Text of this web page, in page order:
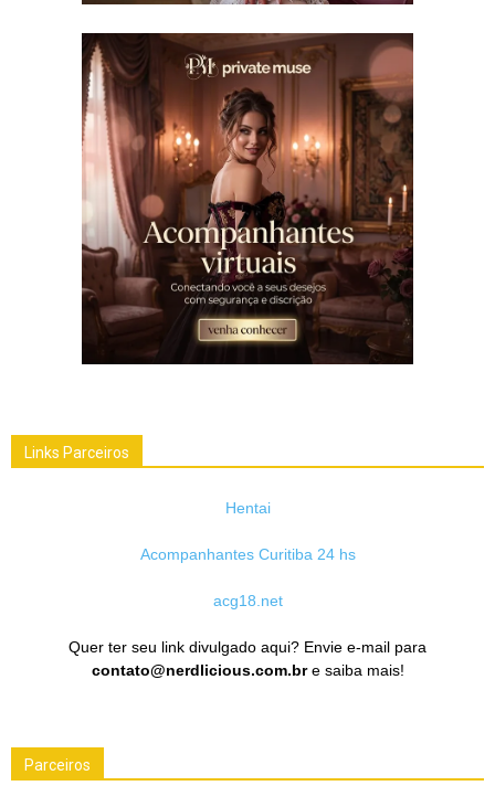
Links Parceiros
Hentai
Acompanhantes Curitiba 24 hs
acg18.net
Quer ter seu link divulgado aqui? Envie e-mail para
contato@nerdlicious.com.bre saiba mais!
Parceiros